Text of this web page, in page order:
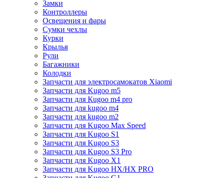
Замки
Контроллеры
Освещения и фары
Сумки чехлы
Курки
Крылья
Рули
Багажники
Колодки
Запчасти для электросамокатов Xiaomi
Запчасти для Kugoo m5
Запчасти для Кugoo m4 pro
Запчасти для kugoo m4
Запчасти для kugoo m2
Запчасти для Kugoo Max Speed
Запчасти для Kugoo S1
Запчасти для Kugoo S3
Запчасти для Kugoo S3 Pro
Запчасти для Kugoo X1
Запчасти для Kugoo HX/HX PRO